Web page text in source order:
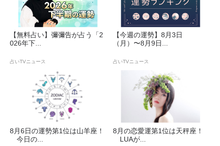
【無料占い】彌彌告が占う「2
026年下...
占いTVニュース
【今週の運勢】8月3日
（月）〜8月9日...
占いTVニュース
8月6日の運勢第1位は山羊座！
今日の...
8月の恋愛運第1位は天秤座！
LUAが...